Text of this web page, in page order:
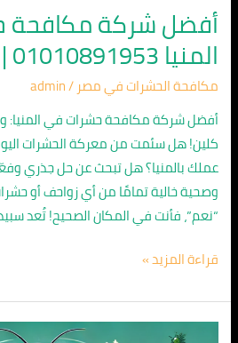
أفضل شركة
المنيا 01010891953 | سبيد كلين
مكافحة الحشرات في مصر /
admin
أفضل شركة مكافحة حشرات في المنيا:
كلين! هل سئمت من معركة الحشرات
عملك بالمنيا؟ هل تبحث عن حل جذري
وصحية خالية تمامًا من أي زواحف أو
“نعم”، فأنت في المكان الصحيح! تُعد
قراءة المزيد »